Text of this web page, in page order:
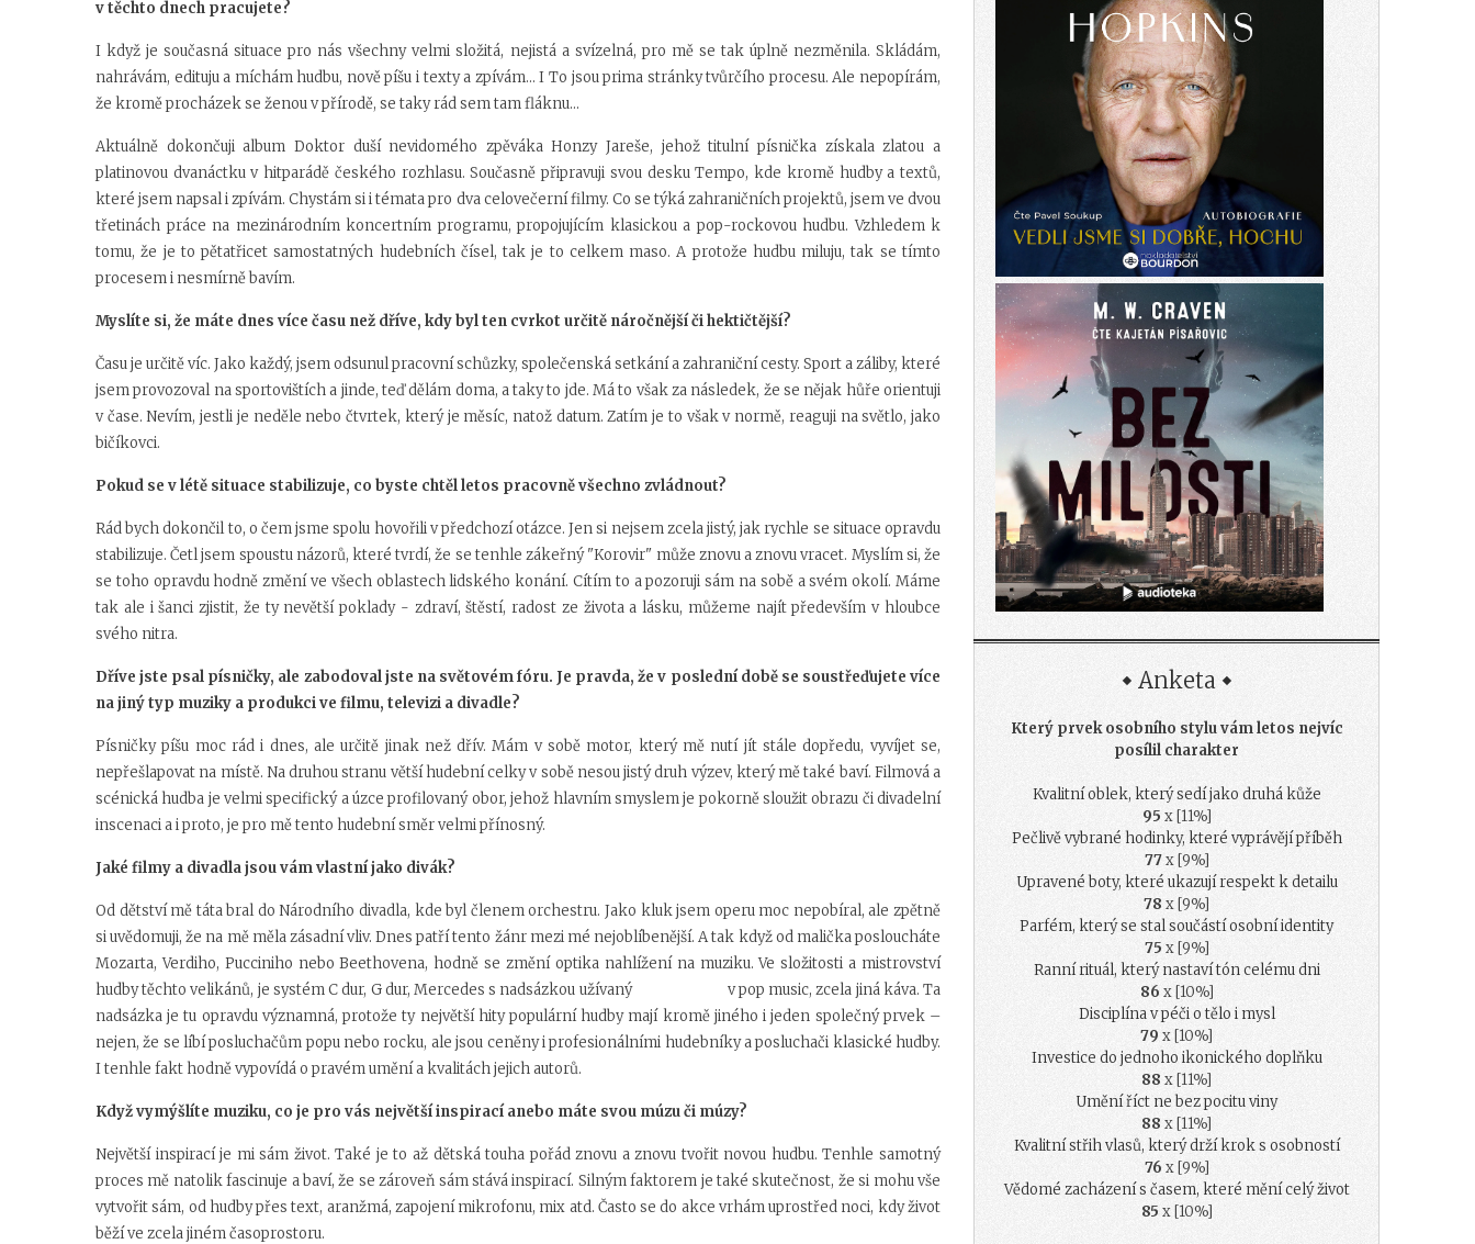
v těchto dnech pracujete?
I když je současná situace pro nás všechny velmi složitá, nejistá a svízelná, pro mě se tak úplně nezměnila. Skládám,
nahrávám, edituju a míchám hudbu, nově píšu i texty a zpívám... I To jsou prima stránky tvůrčího procesu. Ale nepopírám,
že kromě procházek se ženou v přírodě, se taky rád sem tam fláknu...
Aktuálně dokončuji album Doktor duší nevidomého zpěváka Honzy Jareše, jehož titulní písnička získala zlatou a
platinovou dvanáctku v hitparádě českého rozhlasu. Současně připravuji svou desku Tempo, kde kromě hudby a textů,
které jsem napsal i zpívám. Chystám si i témata pro dva celovečerní filmy. Co se týká zahraničních projektů, jsem ve dvou
třetinách práce na mezinárodním koncertním programu, propojujícím klasickou a pop-rockovou hudbu. Vzhledem k
tomu, že je to pětatřicet samostatných hudebních čísel, tak je to celkem maso. A protože hudbu miluju, tak se tímto
procesem i nesmírně bavím.
Myslíte si, že máte dnes více času než dříve, kdy byl ten cvrkot určitě náročnější či hektičtější?
Času je určitě víc. Jako každý, jsem odsunul pracovní schůzky, společenská setkání a zahraniční cesty. Sport a záliby, které
jsem provozoval na sportovištích a jinde, teď dělám doma, a taky to jde. Má to však za následek, že se nějak hůře orientuji
v čase. Nevím, jestli je neděle nebo čtvrtek, který je měsíc, natož datum. Zatím je to však v normě, reaguji na světlo, jako
bičíkovci.
Pokud se v létě situace stabilizuje, co byste chtěl letos pracovně všechno zvládnout?
Rád bych dokončil to, o čem jsme spolu hovořili v předchozí otázce. Jen si nejsem zcela jistý, jak rychle se situace opravdu
stabilizuje. Četl jsem spoustu názorů, které tvrdí, že se tenhle zákeřný "Korovir" může znovu a znovu vracet. Myslím si, že
se toho opravdu hodně změní ve všech oblastech lidského konání. Cítím to a pozoruji sám na sobě a svém okolí. Máme
tak ale i šanci zjistit, že ty nevětší poklady - zdraví, štěstí, radost ze života a lásku, můžeme najít především v hloubce
svého nitra.
Dříve jste psal písničky, ale zabodoval jste na světovém fóru. Je pravda, že v poslední době se soustřeďujete více
na jiný typ muziky a produkci ve filmu, televizi a divadle?
Písničky píšu moc rád i dnes, ale určitě jinak než dřív. Mám v sobě motor, který mě nutí jít stále dopředu, vyvíjet se,
nepřešlapovat na místě. Na druhou stranu větší hudební celky v sobě nesou jistý druh výzev, který mě také baví. Filmová a
scénická hudba je velmi specifický a úzce profilovaný obor, jehož hlavním smyslem je pokorně sloužit obrazu či divadelní
inscenaci a i proto, je pro mě tento hudební směr velmi přínosný.
Jaké filmy a divadla jsou vám vlastní jako divák?
Od dětství mě táta bral do Národního divadla, kde byl členem orchestru. Jako kluk jsem operu moc nepobíral, ale zpětně
si uvědomuji, že na mě měla zásadní vliv. Dnes patří tento žánr mezi mé nejoblíbenější. A tak když od malička posloucháte
Mozarta, Verdiho, Pucciniho nebo Beethovena, hodně se změní optika nahlížení na muziku. Ve složitosti a mistrovství
hudby těchto velikánů, je systém C dur, G dur, Mercedes s nadsázkou užívaný v pop music, zcela jiná káva. Ta
nadsázka je tu opravdu významná, protože ty největší hity populární hudby mají kromě jiného i jeden společný prvek –
nejen, že se líbí posluchačům popu nebo rocku, ale jsou ceněny i profesionálními hudebníky a posluchači klasické hudby.
I tenhle fakt hodně vypovídá o pravém umění a kvalitách jejich autorů.
Když vymýšlíte muziku, co je pro vás největší inspirací anebo máte svou múzu či múzy?
Největší inspirací je mi sám život. Také je to až dětská touha pořád znovu a znovu tvořit novou hudbu. Tenhle samotný
proces mě natolik fascinuje a baví, že se zároveň sám stává inspirací. Silným faktorem je také skutečnost, že si mohu vše
vytvořit sám, od hudby přes text, aranžmá, zapojení mikrofonu, mix atd. Často se do akce vrhám uprostřed noci, kdy život
běží ve zcela jiném časoprostoru.
Anketa
Který prvek osobního stylu vám letos nejvíc
posílil charakter
Kvalitní oblek, který sedí jako druhá kůže
95 x [11%]
Pečlivě vybrané hodinky, které vyprávějí příběh
77x [9%]
Upravené boty, které ukazují respekt k detailu
78 x [9%]
Parfém, který se stal součástí osobní identity
75 x [9%]
Ranní rituál, který nastaví tón celému dni
86 x [10%]
Disciplína v péči o tělo i mysl
79 x [10%]
Investice do jednoho ikonického doplňku
88 x [11%]
Umění říct ne bez pocitu viny
88 x [11%]
Kvalitní střih vlasů, který drží krok s osobností
76 x [9%]
Vědomé zacházení s časem, které mění celý život
85 x [10%]